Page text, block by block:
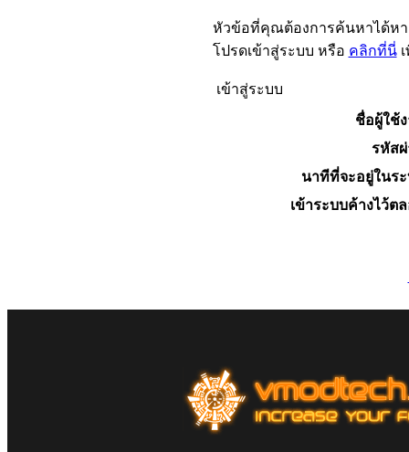
หัวข้อที่คุณต้องการค้นหาได้ห
โปรดเข้าสู่ระบบ หรือ คลิกที่นี่เ
เข้าสู่ระบบ
ชื่อผู้ใช้
รหัส
นาทีที่จะอยู่ในร
เข้าระบบค้างไว้ต